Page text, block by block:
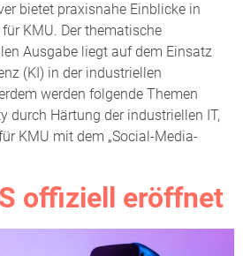
bietet praxisnahe Einblicke in
KMU. Der thematische
Ausgabe liegt auf dem Einsatz
(KI) in der industriellen
werden folgende Themen
durch Härtung der industriellen IT,
KMU mit dem „Social-Media-
offiziell eröffnet